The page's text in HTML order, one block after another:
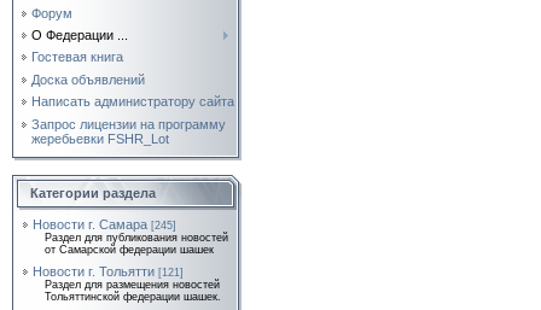
Форум
О Федерации ...
Гостевая книга
Доска объявлений
Написать администратору сайта
Запрос лицензии на программу
жеребьевки FSHR_Lot
Категории раздела
Новости г. Самара [245]
Раздел для публикования новостей
от Самарской федерации шашек
Новости г. Тольятти [121]
Раздел для размещения новостей
Тольяттинской федерации шашек.